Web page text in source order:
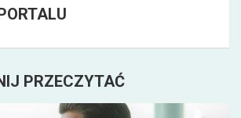
PRZECZYTAĆ